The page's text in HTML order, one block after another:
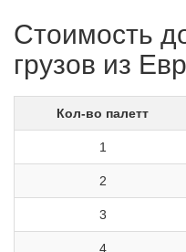
Стоимость
грузов из
Кол-во палетт
1
2
3
4